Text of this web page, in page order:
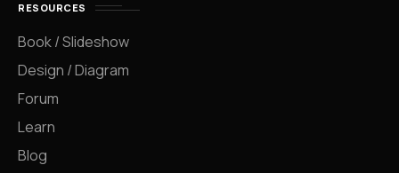
RESOURCES
Book / Slideshow
Design / Diagram
Forum
Learn
Blog